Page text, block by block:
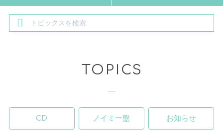
TOPICS
CD ノイミー盤 お知らせ